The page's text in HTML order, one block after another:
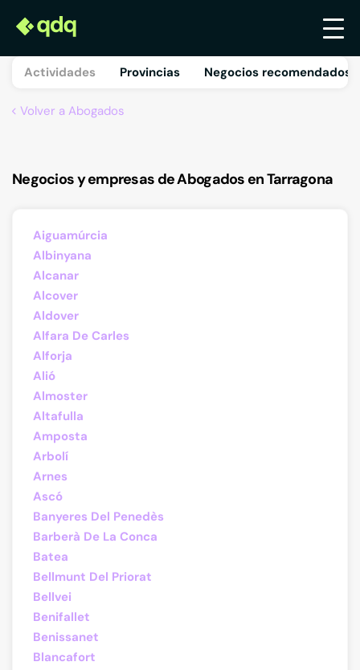
Actividades Provincias Negocios recomendados
Volver a Abogados
Negocios y empresas de Abogados en Tarragona
Aiguamúrcia
Albinyana
Alcanar
Alcover
Aldover
Alfara De Carles
Alforja
Alió
Almoster
Altafulla
Amposta
Arbolí
Arnes
Ascó
Banyeres Del Penedès
Barberà De La Conca
Batea
Bellmunt Del Priorat
Bellvei
Benifallet
Benissanet
Blancafort